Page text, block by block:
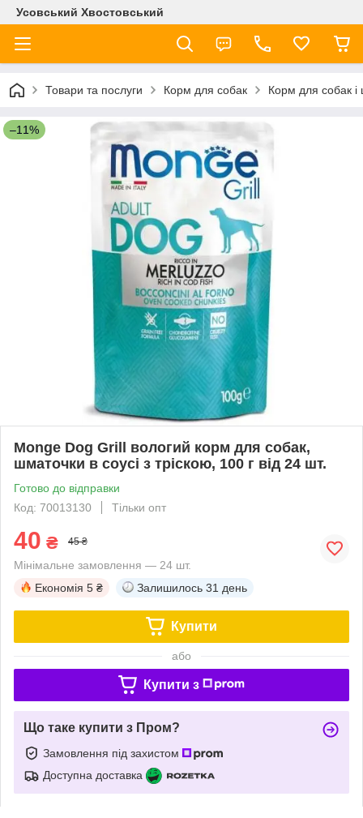
Усовський Хвостовський
Товари та послуги Корм для собак Корм для собак і
–11%
Monge Dog Grill вологий корм для собак,
шматочки в соусі з тріскою, 100 г від 24 шт.
Готово до відправки
Код: 70013130
Тільки опт
40 ₴ 45 ₴
Мінімальне замовлення — 24 шт.
Економія 5 ₴ Залишилось 31 день
Купити
або
Купити з
Що таке купити з Пром?
Замовлення під захистом
Доступна доставка